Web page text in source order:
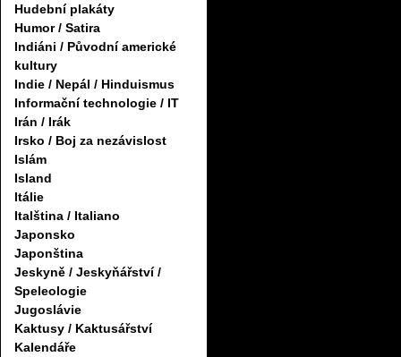
Hudební plakáty
Humor / Satira
Indiáni / Původní americké
kultury
Indie / Nepál / Hinduismus
Informační technologie / IT
Irán / Irák
Irsko / Boj za nezávislost
Islám
Island
Itálie
Italština / Italiano
Japonsko
Japonština
Jeskyně / Jeskyňářství /
Speleologie
Jugoslávie
Kaktusy / Kaktusářství
Kalendáře